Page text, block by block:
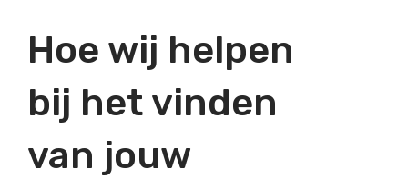
Hoe wij helpen
bij het vinden
van jouw